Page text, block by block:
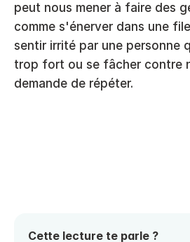
peut nous mener à faire des
comme s'énerver dans une
sentir irrité par une personne
trop fort ou se fâcher contre
demande de répéter.
Cette lecture te parle ?